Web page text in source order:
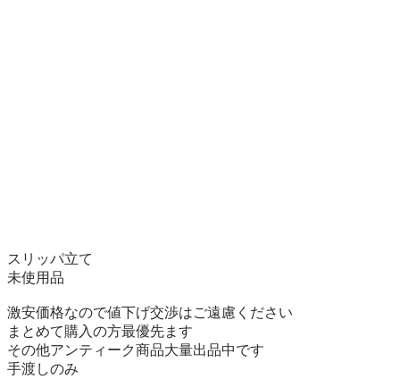
スリッパ立て
未使用品
激安価格なので値下げ交渉はご遠慮ください
まとめて購入の方最優先ます
その他アンティーク商品大量出品中です
手渡しのみ